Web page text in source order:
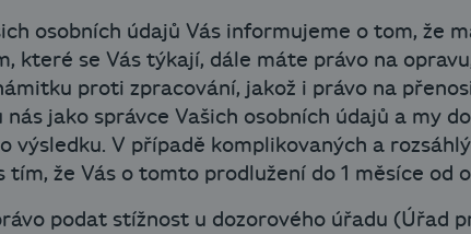
osobních údajů Vás informujeme o tom, že
které se Vás týkají, dále máte právo na
proti zpracování, jakož i právo na
jako správce Vašich osobních údajů a my
výsledku. V případě komplikovaných a
tím, že Vás o tomto prodlužení do 1 měsíce od
podat stížnost u dozorového úřadu (Úřad